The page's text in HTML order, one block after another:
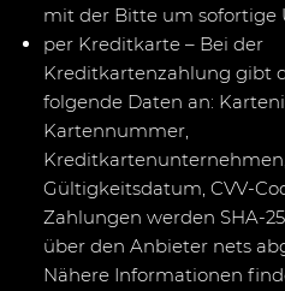
mit der Bitte um sofortige
per Kreditkarte – Bei der
Kreditkartenzahlung gibt
folgende Daten an:
Kartennummer,
Kreditkartenunternehmen,
Gültigkeitsdatum, CVV-
Zahlungen werden SHA-
über den Anbieter nets
Nähere Informationen